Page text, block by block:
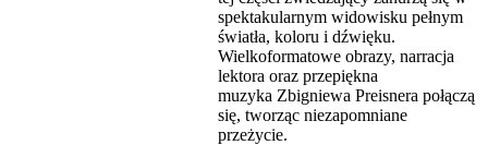
spektakularnym widowisku pełnym
światła, koloru i dźwięku.
Wielkoformatowe obrazy, narracja
lektora oraz przepiękna
muzyka Zbigniewa Preisnera połączą
się, tworząc niezapomniane
przeżycie.